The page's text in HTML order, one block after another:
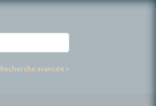
Recherche avancée »